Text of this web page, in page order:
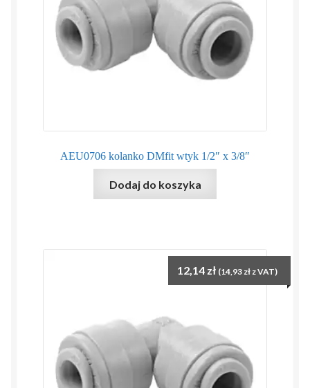
AEU0706 kolanko DMfit wtyk 1/2″ x 3/8″
Dodaj do koszyka
12,14 zł (14,93złz VAT)